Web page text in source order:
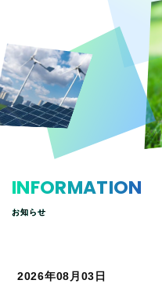
INFORMATION
お知らせ
2026年08月03日